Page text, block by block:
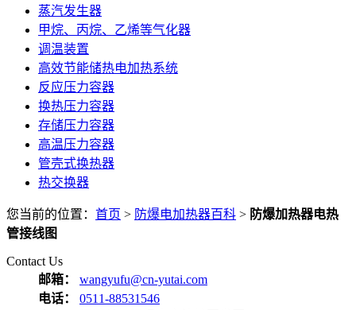
蒸汽发生器
甲烷、丙烷、乙烯等气化器
调温装置
高效节能储热电加热系统
反应压力容器
换热压力容器
存储压力容器
高温压力容器
管壳式换热器
热交换器
您当前的位置： 首页 > 防爆电加热器百科 > 防爆加热器电热
管接线图
Contact Us
邮箱：
wangyufu@cn-yutai.com
电话：
0511-88531546